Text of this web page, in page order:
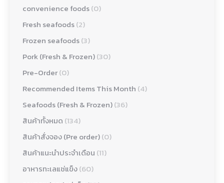
convenience foods(0)
Fresh seafoods(2)
Frozen seafoods(3)
Pork (Fresh & Frozen)(30)
Pre-Order(0)
Recommended Items This Month (4)
Seafoods (Fresh & Frozen)(36)
สินค้าทั้งหมด (134)
สินค้าสั่งจอง (Pre order)(0)
สินค้าแนะนำประจำเดือน (11)
อาหารทะเลแช่แข็ง(60)